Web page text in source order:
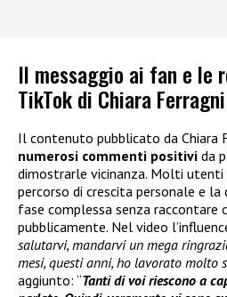
Il messaggio ai fan e le
TikTok di Chiara Ferragni
Il contenuto pubblicato da Chiara
numerosi commenti positivi da
dimostrarle vicinanza. Molti
percorso di crescita personale e
fase complessa senza raccontare
pubblicamente. Nel video
salutarvi, mandarvi un mega
mesi, questi anni, ho lavorato molto
aggiunto: “Tanti di voi riescono a